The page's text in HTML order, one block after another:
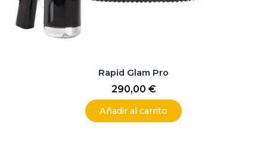
Rapid Glam Pro
290,00 €
Añadir al carrito